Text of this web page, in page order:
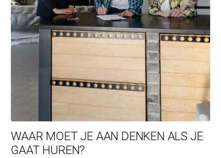
WAAR MOET JE AAN DENKEN ALS JE
GAAT HUREN?